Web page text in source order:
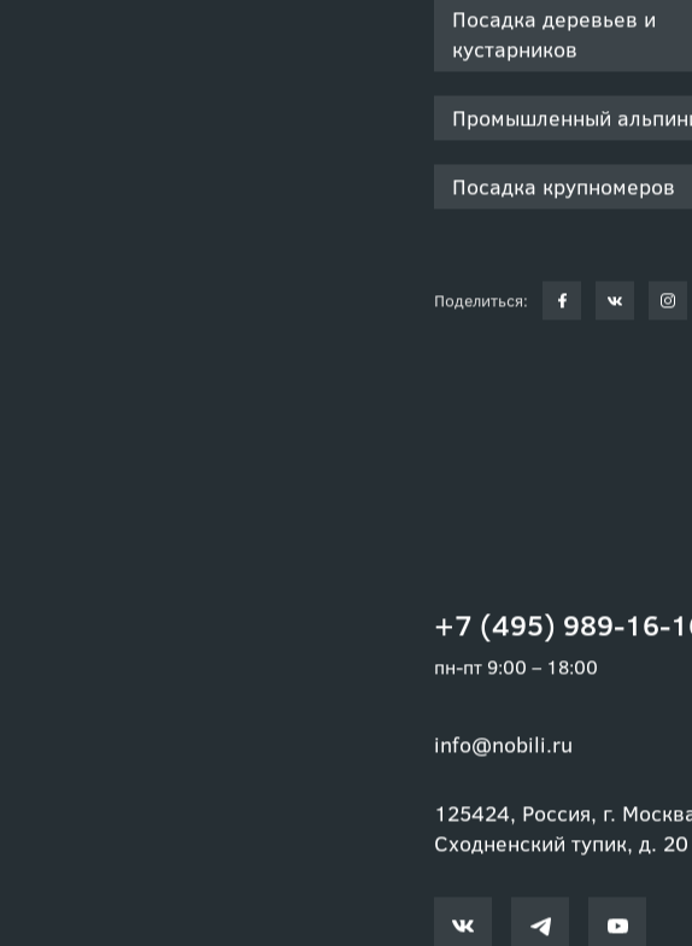
Посадка деревьев и
кустарников
Промышленный
Посадка крупномеров
Поделиться:
+7 (495) 989-16-
пн-пт 9:00 – 18:00
info@nobili.ru
125424, Россия, г.
Сходненский тупик, д. 20